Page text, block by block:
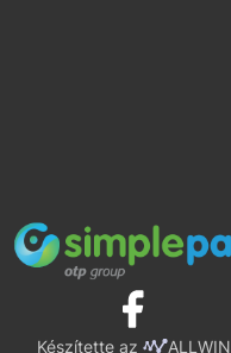
Készítette az ALLWIN